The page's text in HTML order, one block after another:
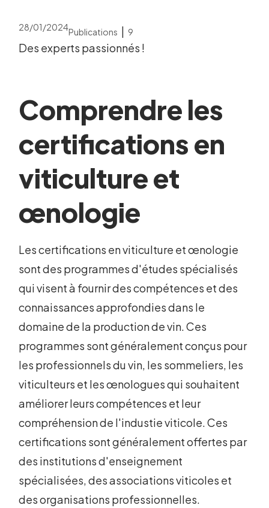
28/01/2024Publications | 9
Des experts passionnés !
Comprendre les
certifications en
viticulture et
œnologie
Les certifications en viticulture et œnologie
sont des programmes d'études spécialisés
qui visent à fournir des compétences et des
connaissances approfondies dans le
domaine de la production de vin. Ces
programmes sont généralement conçus pour
les professionnels du vin, les sommeliers, les
viticulteurs et les œnologues qui souhaitent
améliorer leurs compétences et leur
compréhension de l'industie viticole. Ces
certifications sont généralement offertes par
des institutions d'enseignement
spécialisées, des associations viticoles et
des organisations professionnelles.